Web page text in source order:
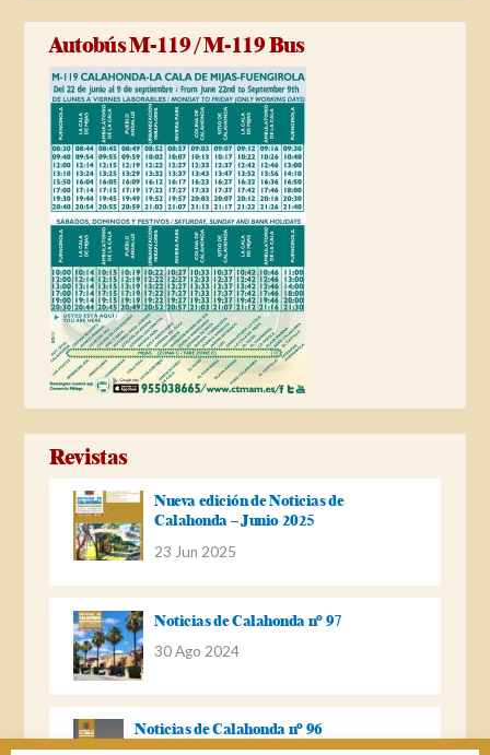
Autobús M-119 / M-119 Bus
Revistas
Nueva edición de Noticias de
Calahonda – Junio 2025
23 Jun 2025
Noticias de Calahonda nº 97
30 Ago 2024
Noticias de Calahonda nº 96